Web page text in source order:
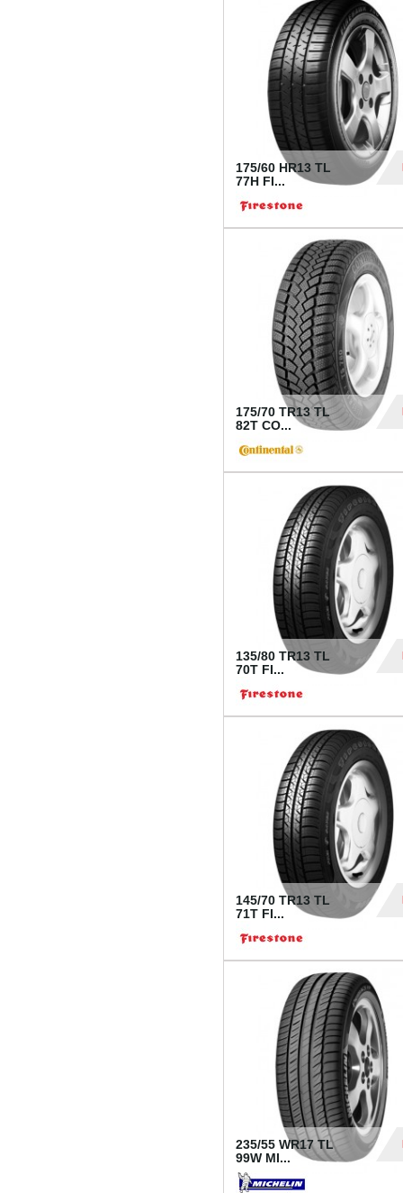
175/60 HR13 TL
77H FI...
175/70 TR13 TL
82T CO...
135/80 TR13 TL
70T FI...
145/70 TR13 TL
71T FI...
235/55 WR17 TL
99W MI...